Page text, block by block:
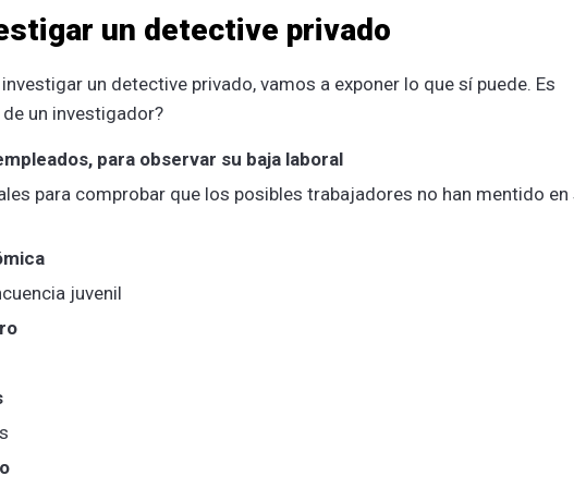
un detective privado
un detective privado, vamos a exponer lo que sí puede. Es
un investigador?
para observar su baja laboral
para comprobar que los posibles trabajadores no han mentido en
juvenil